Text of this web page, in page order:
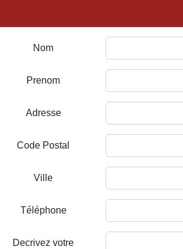
Nom
Prenom
Adresse
Code Postal
Ville
Téléphone
Decrivez votre